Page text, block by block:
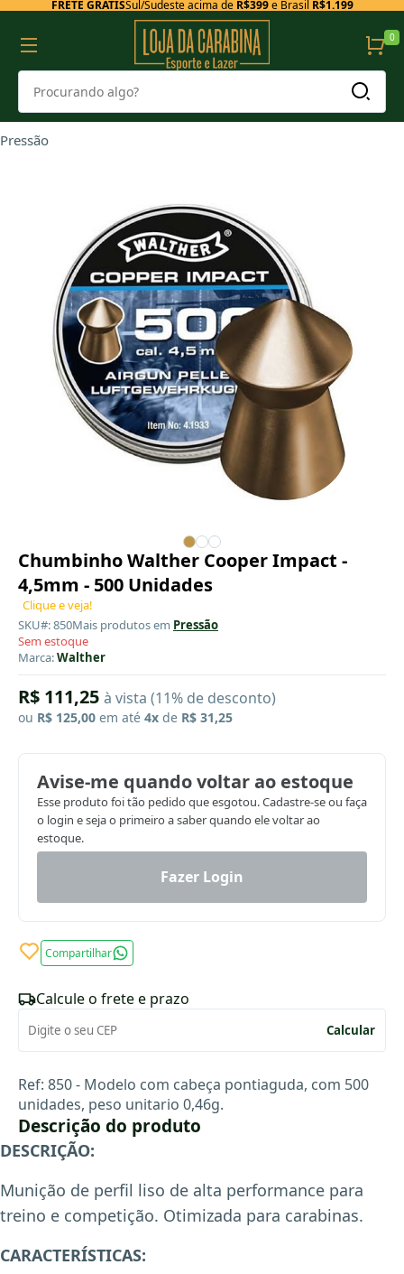
FRETE GRÁTISSul/Sudeste acima de R$399e Brasil R$1.199
0
Pressão
Chumbinho Walther Cooper Impact -
4,5mm - 500 Unidades
Clique e veja!
SKU#: 850Mais produtos em Pressão
Sem estoque
Marca:Walther
R$ 111,25 à vista (11% de desconto)
ou R$ 125,00 em até 4x de R$ 31,25
Avise-me quando voltar ao estoque
Esse produto foi tão pedido que esgotou. Cadastre-se ou faça
o login e seja o primeiro a saber quando ele voltar ao
estoque.
Fazer Login
Compartilhar
Calcule o frete e prazo
Calcular
Ref: 850 - Modelo com cabeça pontiaguda, com 500
unidades, peso unitario 0,46g.
Descrição do produto
DESCRIÇÃO:
Munição de perfil liso de alta performance para
treino e competição. Otimizada para carabinas.
CARACTERÍSTICAS: